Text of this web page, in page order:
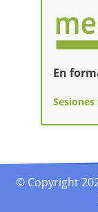
En
© Copyright